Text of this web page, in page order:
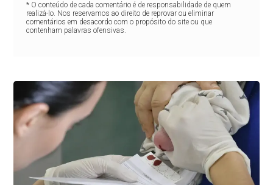
* O conteúdo de cada comentário é de responsabilidade de quem
realizá-lo. Nos reservamos ao direito de reprovar ou eliminar
comentários em desacordo com o propósito do site ou que
contenham palavras ofensivas.